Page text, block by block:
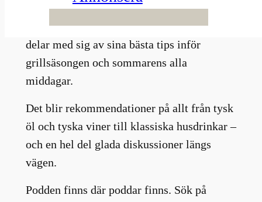
Podcast gästas Mikael och Carl Johan av
kulturpersonligheten Edward Blom, som
delar med sig av sina bästa tips inför
grillsäsongen och sommarens alla
middagar.
Det blir rekommendationer på allt från tysk
öl och tyska viner till klassiska husdrinkar –
och en hel del glada diskussioner längs
vägen.
Podden finns där poddar finns. Sök på